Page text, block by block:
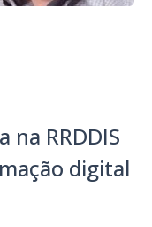
RRDDIS
digital